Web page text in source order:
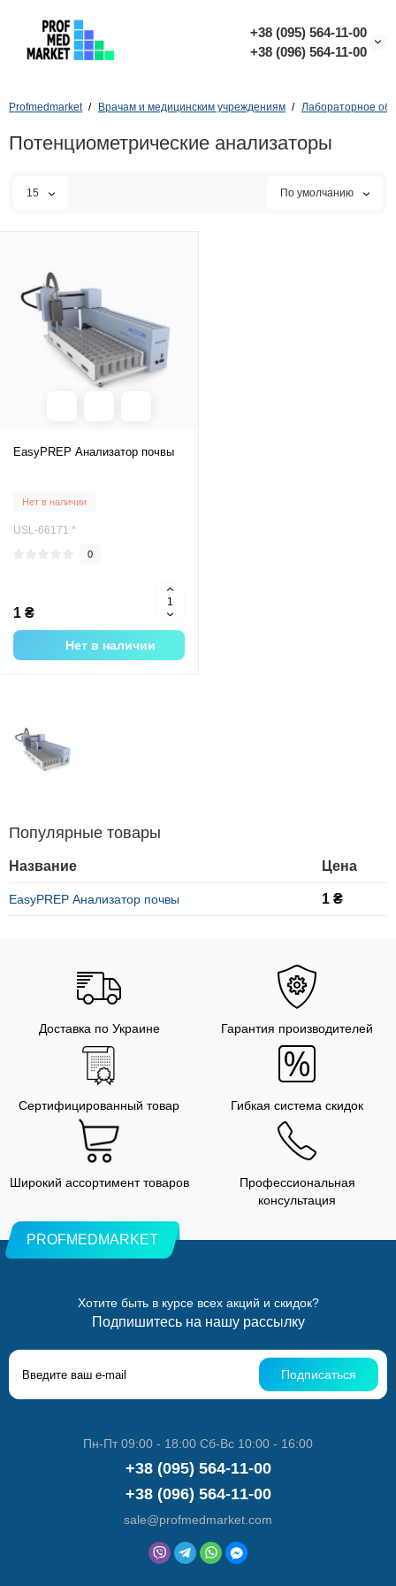
+38 (095) 564-11-00
+38 (096) 564-11-00
Profmedmarket Врачам и медицинским учреждениям Лабораторное
Потенциометрические анализаторы
15 По умолчанию
EasyPREP Анализатор почвы
Нет в наличии
USL-66171 *
0
1 ₴
Нет в наличии
Популярные товары
Название Цена
EasyPREP Анализатор почвы 1 ₴
Доставка по Украине Гарантия производителей
Сертифицированный товар Гибкая система скидок
Широкий ассортимент товаров
Профессиональная
консультация
PROFMEDMARKET
Хотите быть в курсе всех акций и скидок?
Подпишитесь на нашу рассылку
Подписаться
Пн-Пт 09:00 - 18:00 Сб-Вс 10:00 - 16:00
+38 (095) 564-11-00
+38 (096) 564-11-00
sale@profmedmarket.com